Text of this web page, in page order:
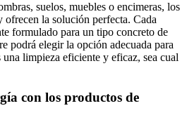
suelos, muebles o encimeras, los
la solución perfecta. Cada
formulado para un tipo concreto de
podrá elegir la opción adecuada para
limpieza eficiente y eficaz, sea cual
con los productos de